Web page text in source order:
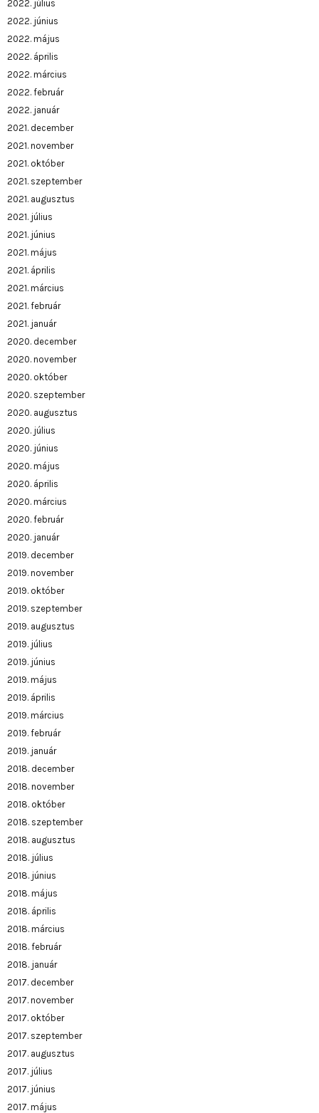
2022. július
2022. június
2022. május
2022. április
2022. március
2022. február
2022. január
2021. december
2021. november
2021. október
2021. szeptember
2021. augusztus
2021. július
2021. június
2021. május
2021. április
2021. március
2021. február
2021. január
2020. december
2020. november
2020. október
2020. szeptember
2020. augusztus
2020. július
2020. június
2020. május
2020. április
2020. március
2020. február
2020. január
2019. december
2019. november
2019. október
2019. szeptember
2019. augusztus
2019. július
2019. június
2019. május
2019. április
2019. március
2019. február
2019. január
2018. december
2018. november
2018. október
2018. szeptember
2018. augusztus
2018. július
2018. június
2018. május
2018. április
2018. március
2018. február
2018. január
2017. december
2017. november
2017. október
2017. szeptember
2017. augusztus
2017. július
2017. június
2017. május